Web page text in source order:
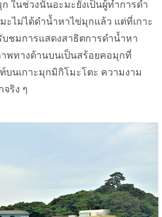
ก ในช่วงนั้นอะมะยังเป็นผู้ทำการดำ
ไม่ได้ดำน้ำหาไข่มุกแล้ว แต่ที่เกาะ
ชมการแสดงสาธิตการดำน้ำหา
พทางด้านบนเป็นสร้อยคอมุกที่
นเกาะมุกมิกิโมะโตะ ความงาม
จริง ๆ